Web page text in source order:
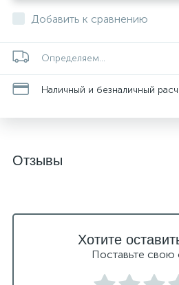
Добавить к сравнению
Определяем...
Наличный и безналичный
Отзывы
Хотите
Поставьте свою